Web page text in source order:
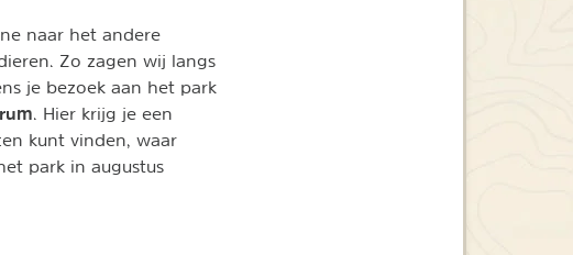
naar het andere
Zo zagen wij langs
je bezoek aan het park
. Hier krijg je een
kunt vinden, waar
park in augustus